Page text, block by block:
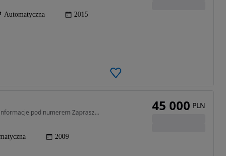
Automatyczna 2015
2987 cm3 • 224 KM • MERCEDES BENZ. Wszystkie informacje pod numerem Zapraszam do kontaktu.
2009
45 000 PLN